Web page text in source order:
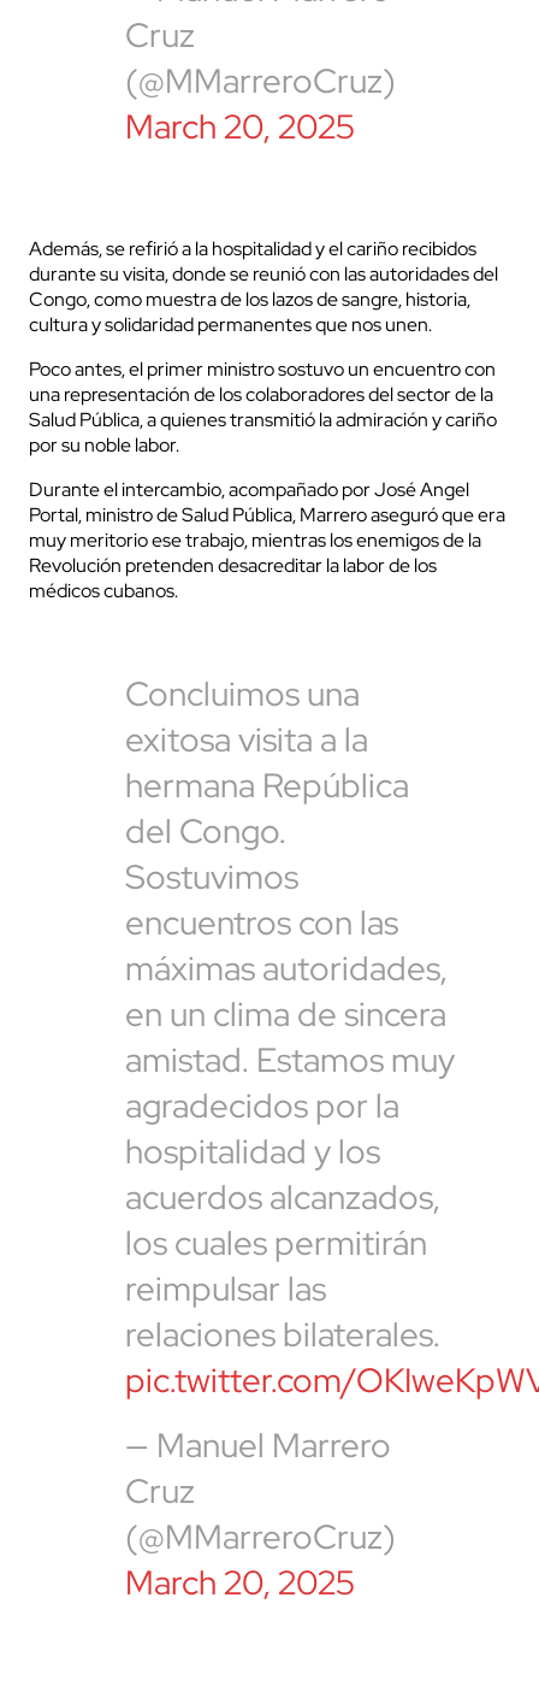
Cruz
(@MMarreroCruz)
March 20, 2025
Además, se refirió a la hospitalidad y el cariño recibidos
durante su visita, donde se reunió con las autoridades del
Congo, como muestra de los lazos de sangre, historia,
cultura y solidaridad permanentes que nos unen.
Poco antes, el primer ministro sostuvo un encuentro con
una representación de los colaboradores del sector de la
Salud Pública, a quienes transmitió la admiración y cariño
por su noble labor.
Durante el intercambio, acompañado por José Angel
Portal, ministro de Salud Pública, Marrero aseguró que era
muy meritorio ese trabajo, mientras los enemigos de la
Revolución pretenden desacreditar la labor de los
médicos cubanos.
Concluimos una
exitosa visita a la
hermana República
del Congo.
Sostuvimos
encuentros con las
máximas autoridades,
en un clima de sincera
amistad. Estamos muy
agradecidos por la
hospitalidad y los
acuerdos alcanzados,
los cuales permitirán
reimpulsar las
relaciones bilaterales.
pic.twitter.com/
— Manuel Marrero
Cruz
(@MMarreroCruz)
March 20, 2025